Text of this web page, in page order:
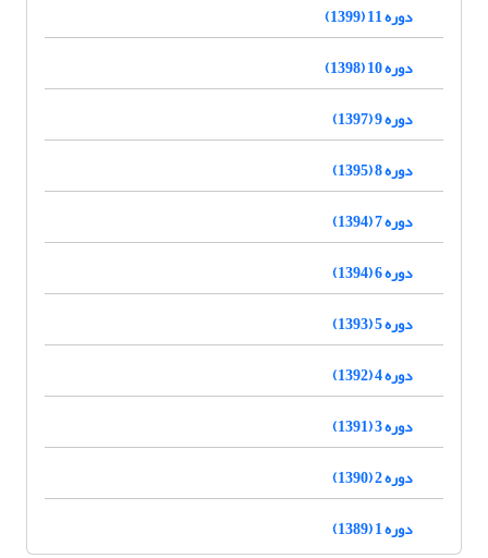
دوره 11 (1399)
دوره 10 (1398)
دوره 9 (1397)
دوره 8 (1395)
دوره 7 (1394)
دوره 6 (1394)
دوره 5 (1393)
دوره 4 (1392)
دوره 3 (1391)
دوره 2 (1390)
دوره 1 (1389)